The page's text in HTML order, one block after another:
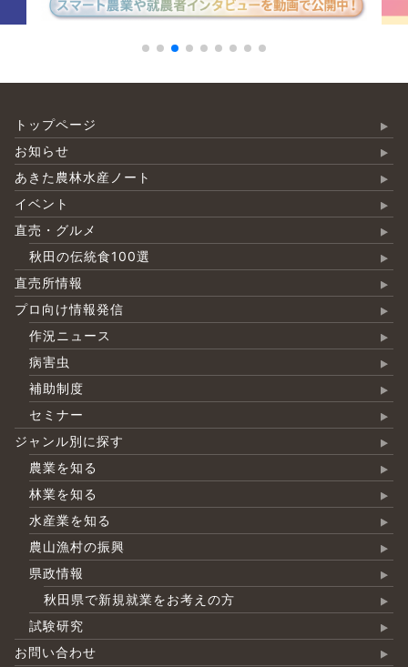
トップページ
お知らせ
あきた農林水産ノート
イベント
直売・グルメ
秋田の伝統食100選
直売所情報
プロ向け情報発信
作況ニュース
病害虫
補助制度
セミナー
ジャンル別に探す
農業を知る
林業を知る
水産業を知る
農山漁村の振興
県政情報
秋田県で新規就業をお考えの方
試験研究
お問い合わせ